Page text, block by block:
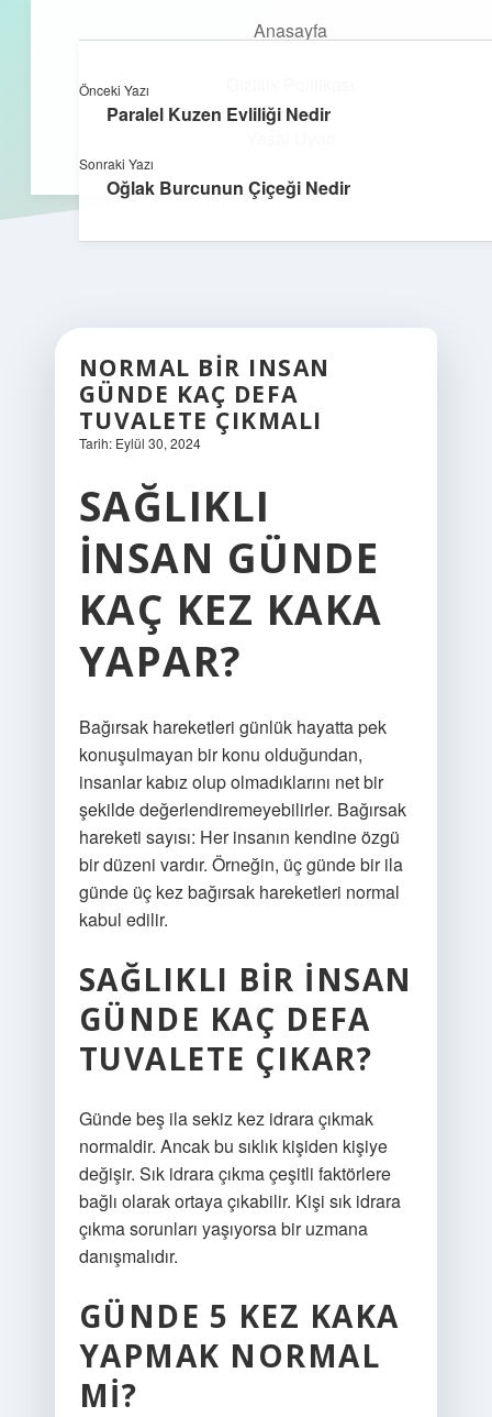
Anasayfa
aç
NORMAL BIR INSAN
GÜNDE KAÇ DEFA
TUVALETE ÇIKMALI
Tarih: Eylül 30, 2024
SAĞLIKLI
INSAN GÜNDE
KAÇ KEZ KAKA
YAPAR?
Bağırsak hareketleri günlük hayatta pek
konuşulmayan bir konu olduğundan,
insanlar kabız olup olmadıklarını net bir
şekilde değerlendiremeyebilirler. Bağırsak
hareketi sayısı: Her insanın kendine özgü
bir düzeni vardır. Örneğin, üç günde bir ila
günde üç kez bağırsak hareketleri normal
kabul edilir.
SAĞLIKLI BIR INSAN
GÜNDE KAÇ DEFA
TUVALETE ÇIKAR?
Günde beş ila sekiz kez idrara çıkmak
normaldir. Ancak bu sıklık kişiden kişiye
değişir. Sık idrara çıkma çeşitli faktörlere
bağlı olarak ortaya çıkabilir. Kişi sık idrara
çıkma sorunları yaşıyorsa bir uzmana
danışmalıdır.
GÜNDE 5 KEZ KAKA
YAPMAK NORMAL
MI?
Önceki Yazı
Paralel Kuzen Evliliği Nedir
Sonraki Yazı
Oğlak Burcunun Çiçeği Nedir